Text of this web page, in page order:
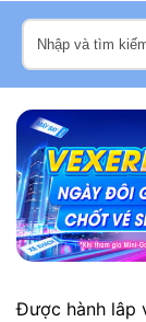
Được hành lâp